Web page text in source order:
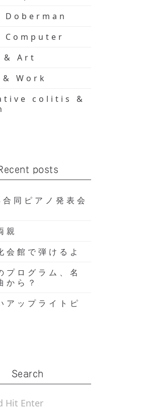
Doberman
Computer
& Art
Work
colitis &
posts
同ピアノ発表会
親
会館で弾けるよ
プログラム、名
から？
アップライトピ
Search